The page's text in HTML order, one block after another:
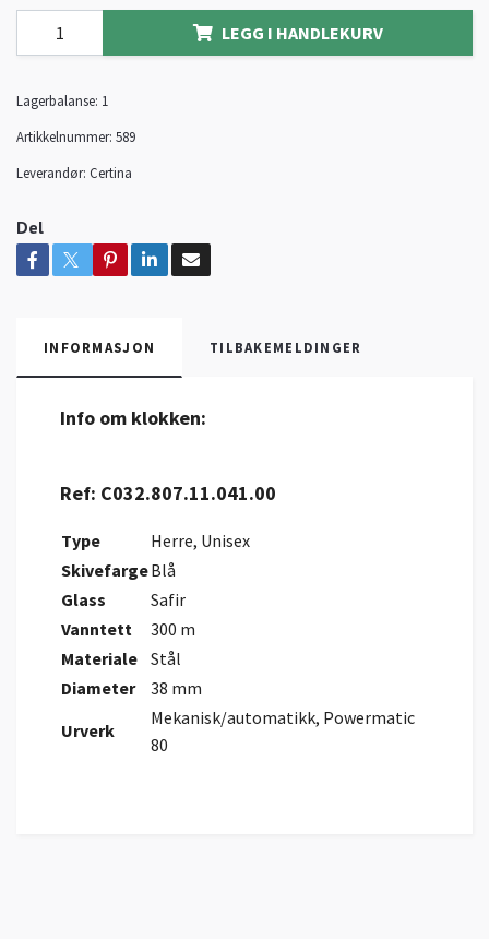
LEGG I HANDLEKURV
Lagerbalanse: 1
Artikkelnummer: 589
Leverandør: Certina
Del
INFORMASJON TILBAKEMELDINGER
Info om klokken:
Ref: C032.807.11.041.00
Type
Herre, Unisex
SkivefargeBlå
Glass
Safir
Vanntett
300 m
Materiale Stål
Diameter
38 mm
Urverk
Mekanisk/automatikk, Powermatic
80